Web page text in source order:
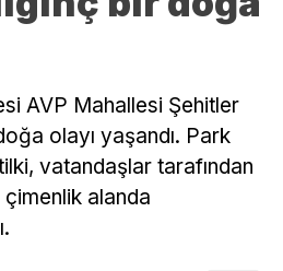
AVP Mahallesi Şehitler
olayı yaşandı. Park
vatandaşlar tarafından
alanda